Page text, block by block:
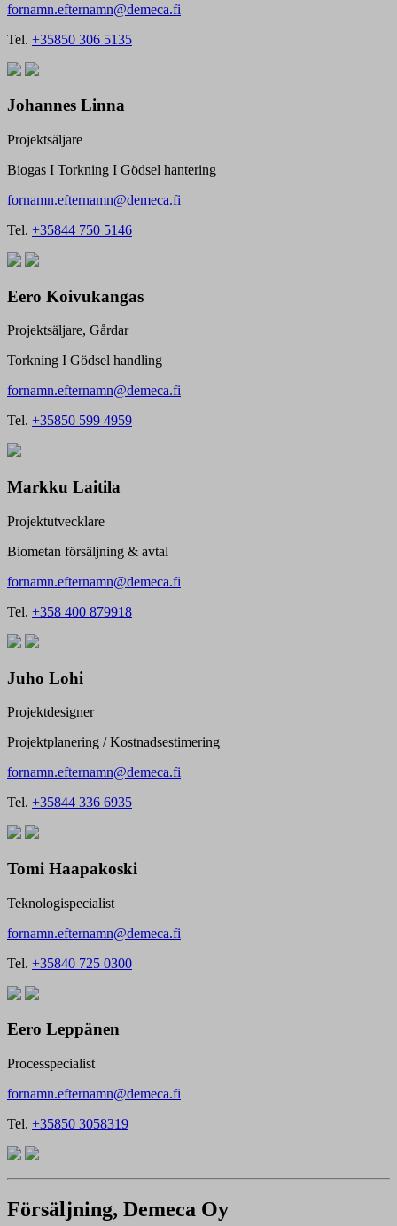
fornamn.efternamn@demeca.fi
Tel. +35850 306 5135
Johannes Linna
Projektsäljare
Biogas I Torkning I Gödsel hantering
fornamn.efternamn@demeca.fi
Tel. +35844 750 5146
Eero Koivukangas
Projektsäljare, Gårdar
Torkning I Gödsel handling
fornamn.efternamn@demeca.fi
Tel. +35850 599 4959
Markku Laitila
Projektutvecklare
Biometan försäljning & avtal
fornamn.efternamn@demeca.fi
Tel. +358 400 879918
Juho Lohi
Projektdesigner
Projektplanering / Kostnadsestimering
fornamn.efternamn@demeca.fi
Tel. +35844 336 6935
Tomi Haapakoski
Teknologispecialist
fornamn.efternamn@demeca.fi
Tel. +35840 725 0300
Eero Leppänen
Processpecialist
fornamn.efternamn@demeca.fi
Tel. +35850 3058319
Försäljning, Demeca Oy